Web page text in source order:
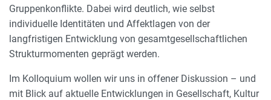
Gruppenkonflikte. Dabei wird deutlich, wie selbst
individuelle Identitäten und Affektlagen von der
langfristigen Entwicklung von gesamtgesellschaftlichen
Strukturmomenten geprägt werden.
Im Kolloquium wollen wir uns in offener Diskussion – und
mit Blick auf aktuelle Entwicklungen in Gesellschaft, Kultur